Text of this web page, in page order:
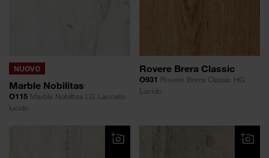
NUOVO
Marble Nobilitas
O115 Marble Nobilitas LG Laccato
lucido
Rovere Brera Classic
O931 Rovere Brera Classic HG
Lucido